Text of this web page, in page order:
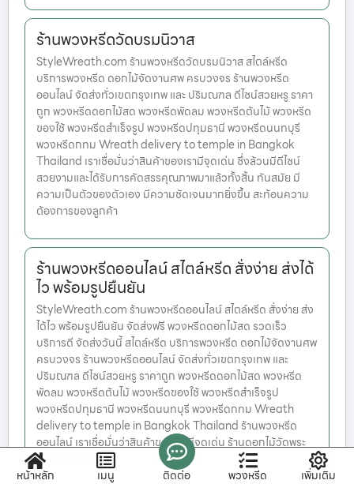
ร้านพวงหรีดวัดบรมนิวาส
StyleWreath.com ร้านพวงหรีดวัดบรมนิวาส สไตล์หรีด
บริการพวงหรีด ดอกไม้จัดงานศพ ครบวงจร ร้านพวงหรีด
ออนไลน์ จัดส่งทั่วเขตกรุงเทพ และ ปริมณฑล ดีไซน์สวยหรู ราคา
ถูก พวงหรีดดอกไม้สด พวงหรีดพัดลม พวงหรีดต้นไม้ พวงหรีด
ของใช้ พวงหรีดสำเร็จรูป พวงหรีดปทุมธานี พวงหรีดนนทบุรี
พวงหรีดกทม Wreath delivery to temple in Bangkok
Thailand เราเชื่อมั่นว่าสินค้าของเรามีจุดเด่น ซึ่งล้วนมีดีไซน์
สวยงามและได้รับการคัดสรรคุณภาพมาแล้วทั้งสิ้น ทันสมัย มี
ความเป็นตัวของตัวเอง มีความชัดเจนมากยิ่งขึ้น สะท้อนความ
ต้องการของลูกค้า
ร้านพวงหรีดออนไลน์ สไตล์หรีด สั่งง่าย ส่งได้
ไว พร้อมรูปยืนยัน
StyleWreath.com ร้านพวงหรีดออนไลน์ สไตล์หรีด สั่งง่าย ส่ง
ได้ไว พร้อมรูปยืนยัน จัดส่งฟรี พวงหรีดดอกไม้สด รวดเร็ว
บริการดี จัดส่งวันนี้ สไตล์หรีด บริการพวงหรีด ดอกไม้จัดงานศพ
ครบวงจร ร้านพวงหรีดออนไลน์ จัดส่งทั่วเขตกรุงเทพ และ
ปริมณฑล ดีไซน์สวยหรู ราคาถูก พวงหรีดดอกไม้สด พวงหรีด
พัดลม พวงหรีดต้นไม้ พวงหรีดของใช้ พวงหรีดสำเร็จรูป
พวงหรีดปทุมธานี พวงหรีดนนทบุรี พวงหรีดกทม Wreath
delivery to temple in Bangkok Thailand ร้านพวงหรีด
ออนไลน์ เราเชื่อมั่นว่าสินค้าของเรามีจุดเด่น ร้านดอกไม้วัดพระ
ศรีบางเขน ซึ
หน้าหลัก
เมนู ติดต่อ พวงหรีด เพิ่มเติม